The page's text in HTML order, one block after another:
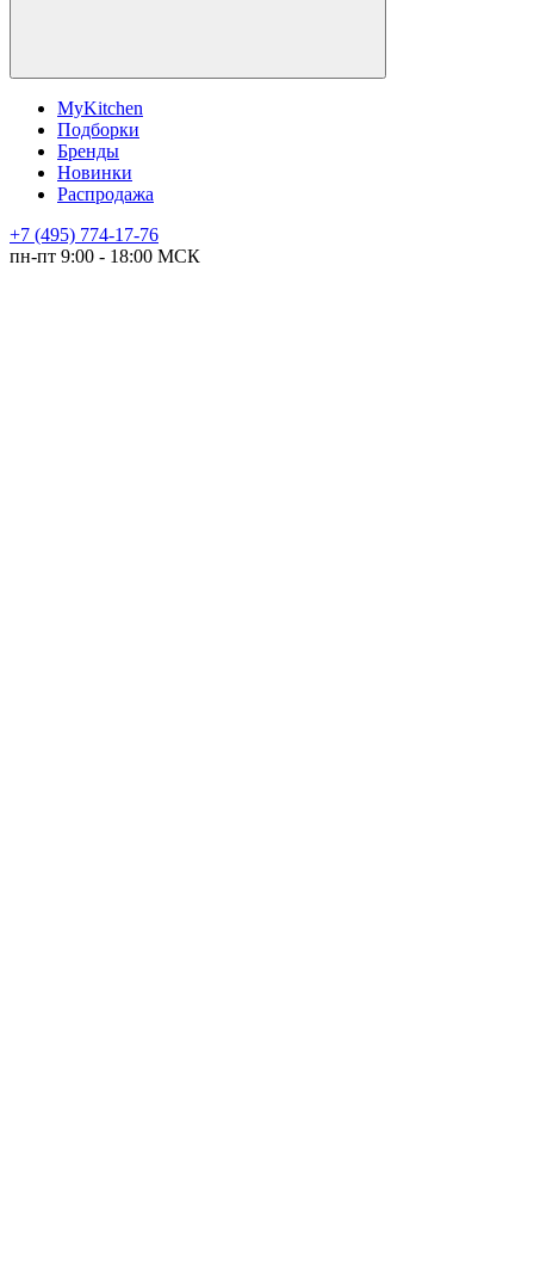
MyKitchen
Подборки
Бренды
Новинки
Распродажа
+7 (495) 774-17-76
пн-пт 9:00 - 18:00 МСК